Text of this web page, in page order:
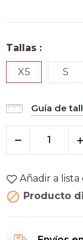
Tallas :
XS S
Guía de
Añadir a lista
 Producto